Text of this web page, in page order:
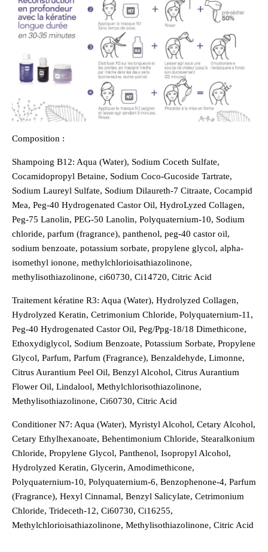
Composition :
Shampoing B12: Aqua (Water), Sodium Coceth Sulfate,
Cocamidopropyl Betaine, Sodium Coco-Gucoside Tartrate,
Sodium Laureyl Sulfate, Sodium Dilaureth-7 Citraate, Cocampid
Mea, Peg-40 Hydrogenated Castor Oil, HydroLyzed Collagen,
Peg-75 Lanolin, PEG-50 Lanolin, Polyquaternium-10, Sodium
chloride, parfum (fragrance), panthenol, peg-40 castor oil,
sodium benzoate, potassium sorbate, propylene glycol, alpha-
isomethyl ionone, methylchlorioisathiazolinone,
methylisothiazolinone, ci60730, Ci14720, Citric Acid
Traitement kératine R3: Aqua (Water), Hydrolyzed Collagen,
Hydrolyzed Keratin, Cetrimonium Chloride, Polyquaternium-11,
Peg-40 Hydrogenated Castor Oil, Peg/Ppg-18/18 Dimethicone,
Ethoxydiglycol, Sodium Benzoate, Potassium Sorbate, Propylene
Glycol, Parfum, Parfum (Fragrance), Benzaldehyde, Limonne,
Citrus Aurantium Peel Oil, Benzyl Alcohol, Citrus Aurantium
Flower Oil, Lindalool, Methylchlorisothiazolinone,
Methylisothiazolinone, Ci60730, Citric Acid
Conditioner N7: Aqua (Water), Myristyl Alcohol, Cetary Alcohol,
Cetary Ethylhexanoate, Behentimonium Chloride, Stearalkonium
Chloride, Propylene Glycol, Panthenol, Isopropyl Alcohol,
Hydrolyzed Keratin, Glycerin, Amodimethicone,
Polyquaternium-10, Polyquaternium-6, Benzophenone-4, Parfum
(Fragrance), Hexyl Cinnamal, Benzyl Salicylate, Cetrimonium
Chloride, Trideceth-12, Ci60730, Ci16255,
Methylchlorioisathiazolinone, Methylisothiazolinone, Citric Acid